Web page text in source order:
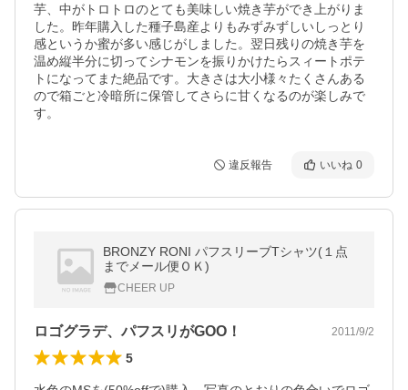
芋、中がトロトロのとても美味しい焼き芋ができ上がりま
した。昨年購入した種子島産よりもみずみずしいしっとり
感というか蜜が多い感じがしました。翌日残りの焼き芋を
温め縦半分に切ってシナモンを振りかけたらスィートポテ
トになってまた絶品です。大きさは大小様々たくさんある
ので箱ごと冷暗所に保管してさらに甘くなるのが楽しみで
す。
違反報告 いいね 0
BRONZY RONI パフスリーブTシャツ(１点
までメール便ＯＫ)
CHEER UP
ロゴグラデ、パフスリがGOO！ 2011/9/2
5